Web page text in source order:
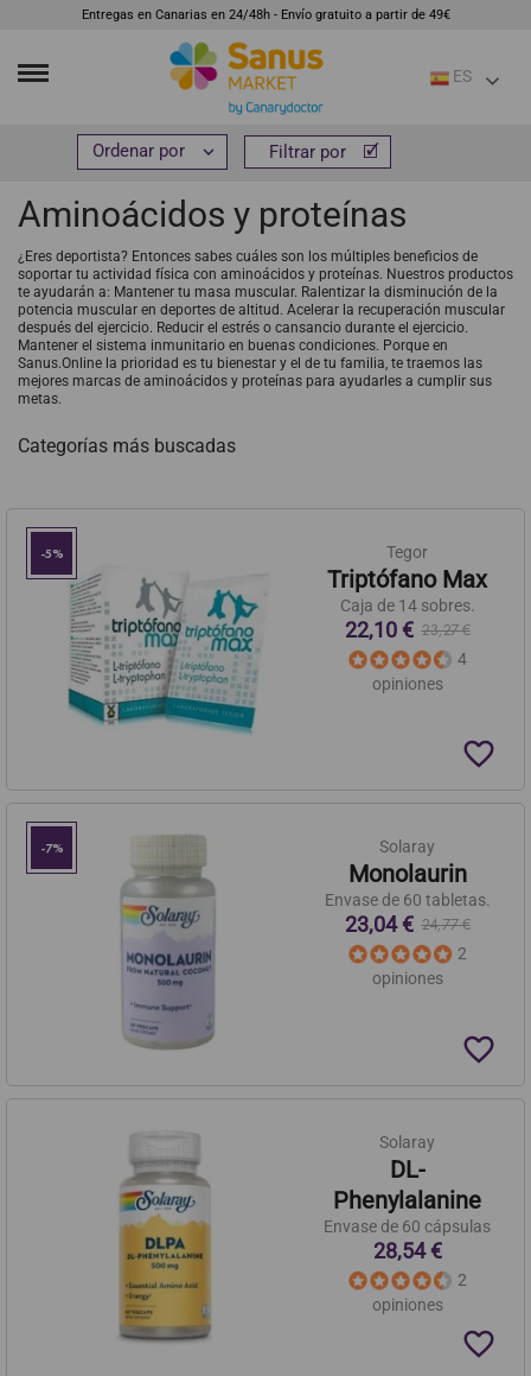
Entregas en Canarias en 24/48h - Envío gratuito a partir de 49€
ES
Suplementos Aminoácidos y proteínas
Aminoácidos y proteínas
¿Eres deportista? Entonces sabes cuáles son los múltiples beneficios de
soportar tu actividad física con aminoácidos y proteínas. Nuestros productos
te ayudarán a: Mantener tu masa muscular. Ralentizar la disminución de la
potencia muscular en deportes de altitud. Acelerar la recuperación muscular
después del ejercicio. Reducir el estrés o cansancio durante el ejercicio.
Mantener el sistema inmunitario en buenas condiciones. Porque en
Sanus.Online la prioridad es tu bienestar y el de tu familia, te traemos las
mejores marcas de aminoácidos y proteínas para ayudarles a cumplir sus
metas.
Categorías más buscadas
 Filtrar por
-5% Tegor
Triptófano Max
Caja de 14 sobres.
22,10 € 23,27 €
4
opiniones
favorite_border
-7% Solaray
Monolaurin
Envase de 60 tabletas.
23,04 € 24,77 €
2
opiniones
favorite_border
Solaray
DL-
Phenylalanine
Envase de 60 cápsulas
28,54 €
2
opiniones
favorite_border
 Filtrar por